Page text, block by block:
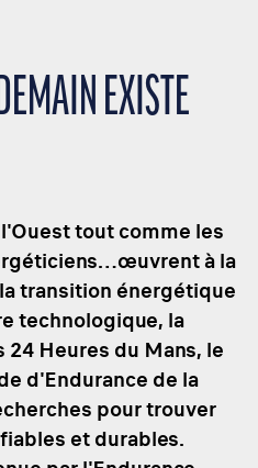
EXISTE
tout comme les
à la
transition énergétique
technologique, la
Heures du Mans, le
d'Endurance de la
pour trouver
et durables.